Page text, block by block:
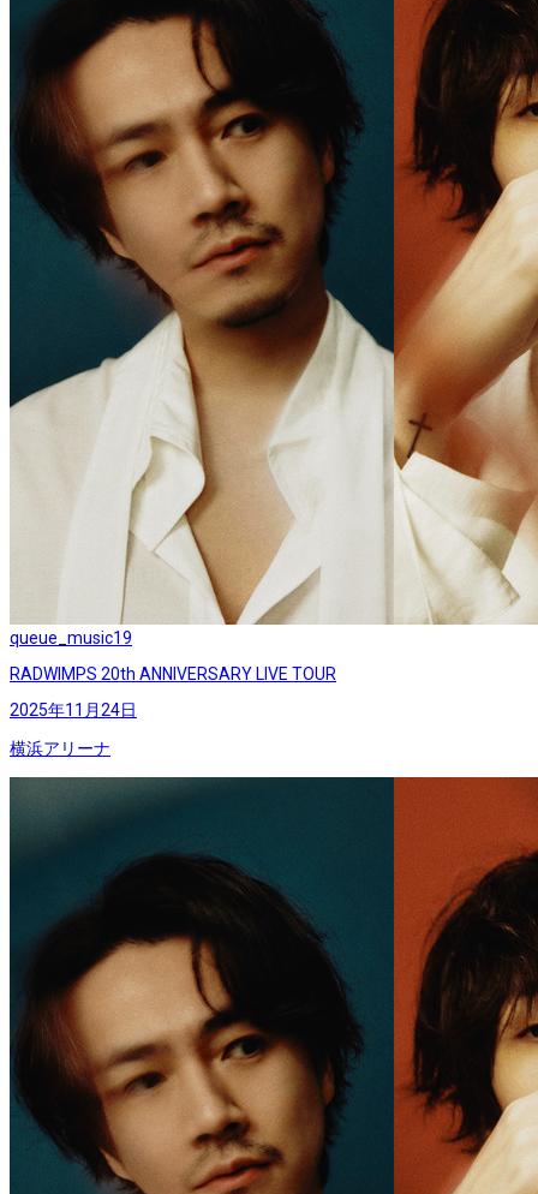
queue_music19
RADWIMPS 20th ANNIVERSARY LIVE TOUR
2025年11月24日
横浜アリーナ